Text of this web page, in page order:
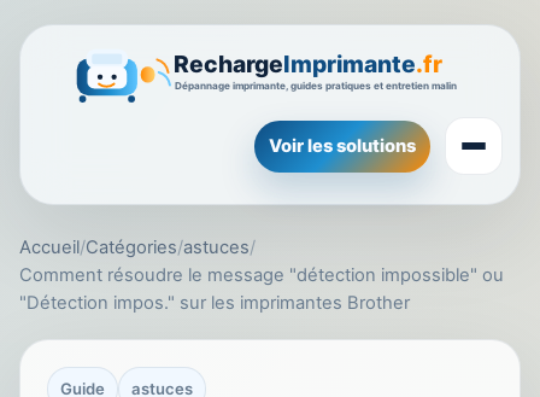
Voir les solutions
Accueil/Catégories/astuces/
Comment résoudre le message "détection impossible" ou
"Détection impos." sur les imprimantes Brother
Guide astuces